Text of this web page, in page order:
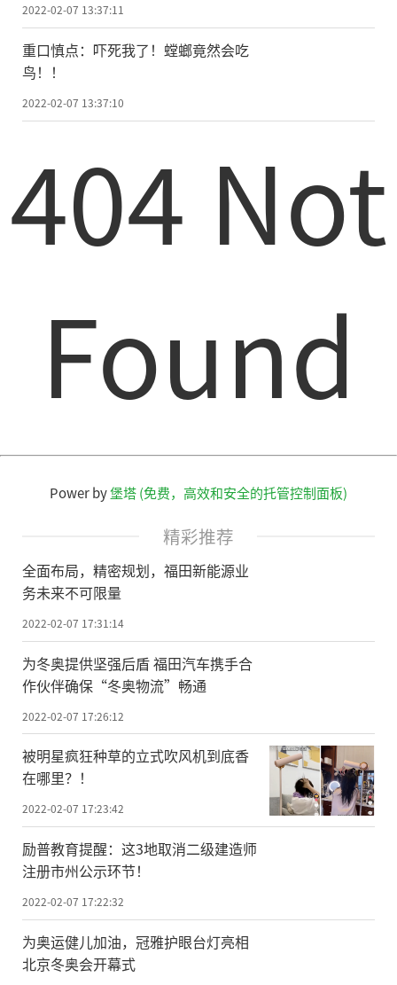
2022-02-07 13:37:11
重口慎点：吓死我了！螳螂竟然会吃
鸟！！
2022-02-07 13:37:10
404 Not
Found
Power by堡塔 (免费，高效和安全的托管控制面板)
精彩推荐
全面布局，精密规划，福田新能源业
务未来不可限量
2022-02-07 17:31:14
为冬奥提供坚强后盾 福田汽车携手合
作伙伴确保“冬奥物流”畅通
2022-02-07 17:26:12
被明星疯狂种草的立式吹风机到底香
在哪里？！
2022-02-07 17:23:42
励普教育提醒：这3地取消二级建造师
注册市州公示环节！
2022-02-07 17:22:32
为奥运健儿加油，冠雅护眼台灯亮相
北京冬奥会开幕式